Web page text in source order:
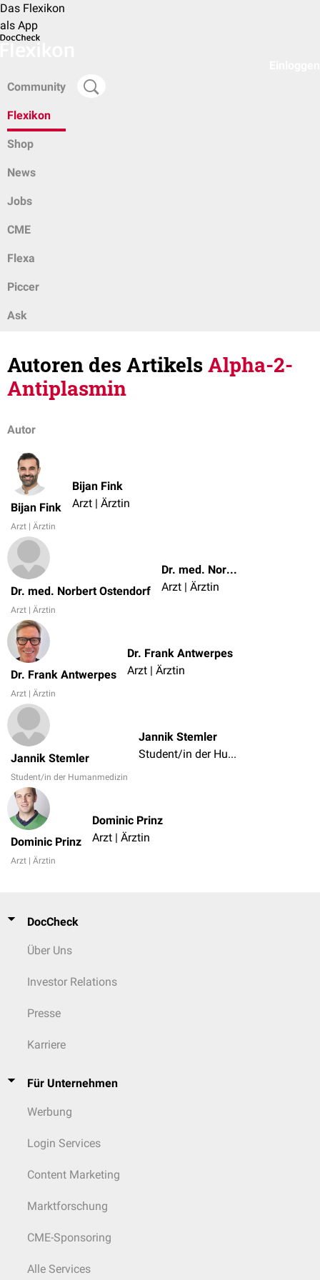
Das Flexikon
als App
Community
Flexikon
Shop
News
Jobs
CME
Flexa
Piccer
Ask
Autoren des ArtikelsAlpha-2-
Antiplasmin
Autor
Bijan Fink
Arzt | Ärztin
Bijan Fink
Arzt | Ärztin
Dr. med. Norbert Ostendorf
Arzt | Ärztin
Dr. med. Norbert Ostendorf
Arzt | Ärztin
Dr. Frank Antwerpes
Arzt | Ärztin
Dr. Frank Antwerpes
Arzt | Ärztin
Jannik Stemler
Student/in der Humanmedizin
Jannik Stemler
Student/in der Humanmedizin
Dominic Prinz
Arzt | Ärztin
Dominic Prinz
Arzt | Ärztin
DocCheck
Über Uns
Investor Relations
Presse
Karriere
Für Unternehmen
Werbung
Login Services
Content Marketing
Marktforschung
CME-Sponsoring
Alle Services